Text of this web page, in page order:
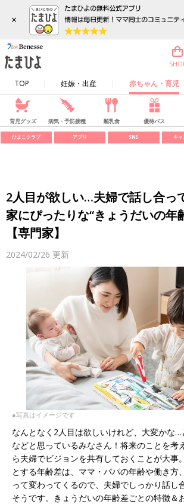
×
TOP 妊娠・出産 赤ちゃん・育児
育児グッズ 病気・予防接種 離乳食 優待パス
ひよこクラブ アプリ SNS キ
2人目が欲しい…夫婦で話し合っ
家にぴったりな“きょうだいの年
【専門家】
2024/02/26 更新
●写真はイメージです
なんとなく2人目は欲しいけれど、大変かな
などと思っているみなさん！将来のことを考
ら夫婦でビジョンを共有しておくことが大事
とする年齢差は、ママ・パパの年齢や働き方
って変わってくるので、夫婦でしっかり話し
そうです。きょうだいの年齢差ごとの特徴＆